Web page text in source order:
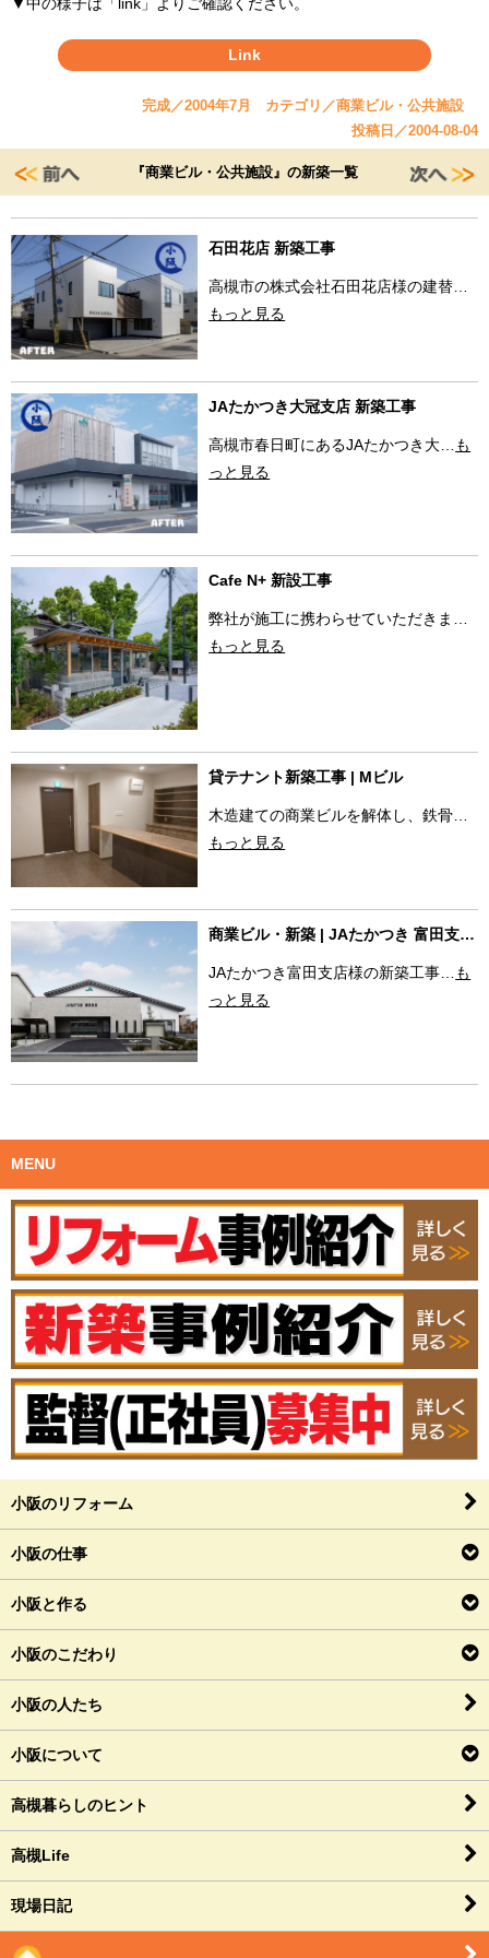
Link
完成／2004年7月 カテゴリ／商業ビル・公共施設
投稿日／2004-08-04
『商業ビル・公共施設』の新築一覧
石田花店 新築工事
高槻市の株式会社石田花店様の建替…
もっと見る
JAたかつき大冠支店 新築工事
高槻市春日町にあるJAたかつき大…
も
っと見る
Cafe N+ 新設工事
弊社が施工に携わらせていただきま…
もっと見る
貸テナント新築工事 | Mビル
木造建ての商業ビルを解体し、鉄骨…
もっと見る
商業ビル・新築 | JAたかつき 富田支…
JAたかつき富田支店様の新築工事…も
っと見る
MENU
小阪のリフォーム
小阪の仕事
小阪と作る
小阪のこだわり
小阪の人たち
小阪について
高槻暮らしのヒント
高槻Life
現場日記